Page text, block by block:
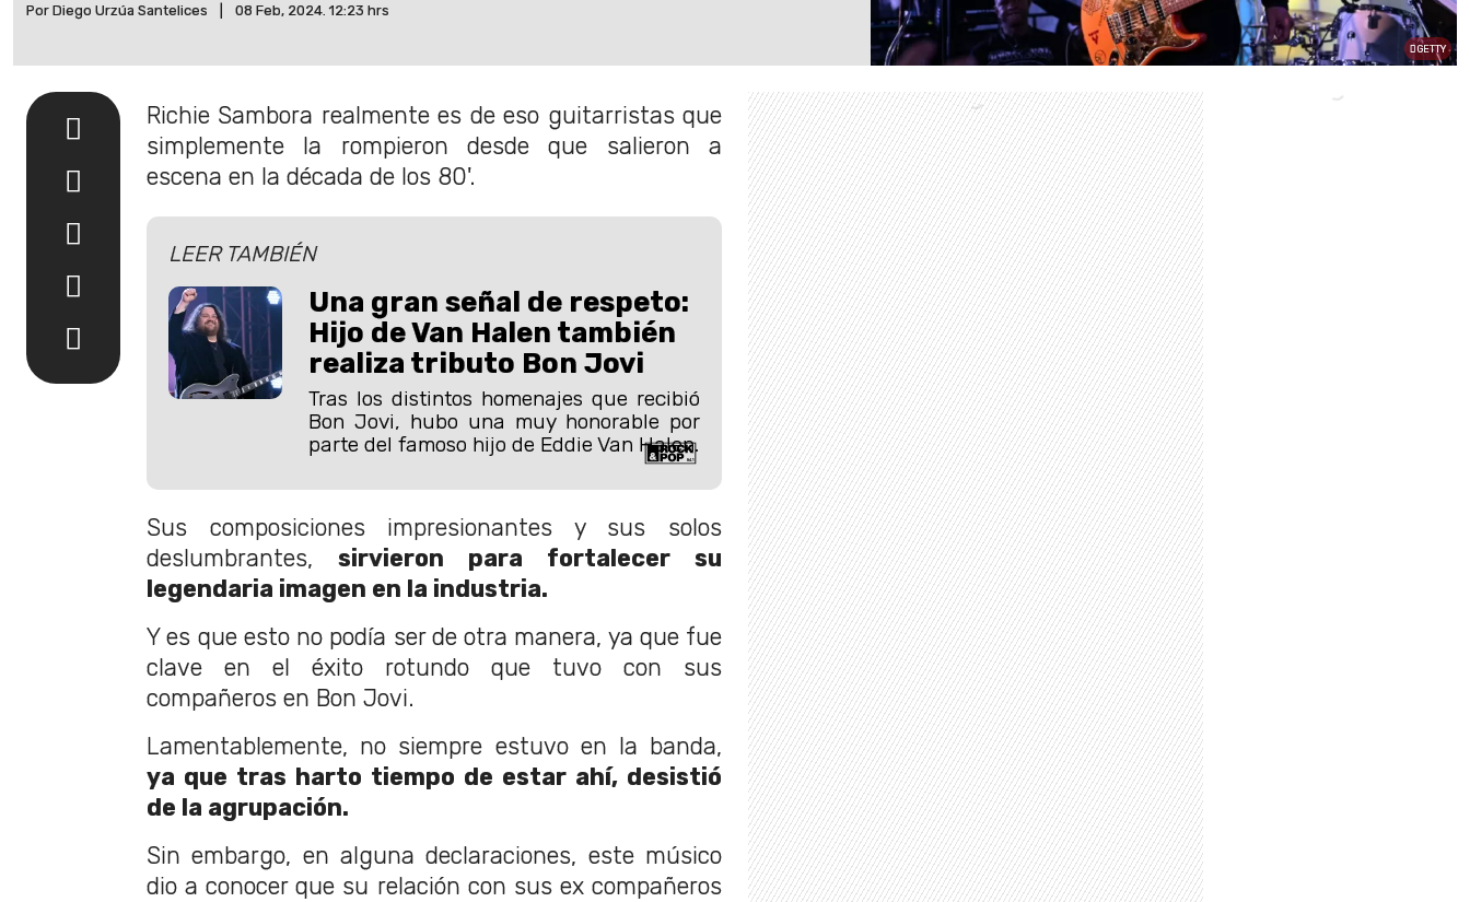
Por Diego Urzúa Santelices 08 Feb, 2024. 12:23 hrs
GETTY
Richie Sambora realmente es de eso guitarristas que
simplemente la rompieron desde que salieron a
escena en la década de los 80'.
LEER TAMBIÉN
Una gran señal de respeto:
Hijo de Van Halen también
realiza tributo Bon Jovi
Tras los distintos homenajes que recibió
Bon Jovi, hubo una muy honorable por
parte del famoso hijo de Eddie Van Halen.
Sus composiciones impresionantes y sus solos
deslumbrantes, sirvieron para fortalecer su
legendaria imagen en la industria.
Y es que esto no podía ser de otra manera, ya que fue
clave en el éxito rotundo que tuvo con sus
compañeros en Bon Jovi.
Lamentablemente, no siempre estuvo en la banda,
ya que tras harto tiempo de estar ahí, desistió
de la agrupación.
Sin embargo, en alguna declaraciones, este músico
dio a conocer que su relación con sus ex compañeros